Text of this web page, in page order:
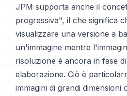
JPM supporta anche il
progressiva", il che significa
visualizzare una versione a
un'immagine mentre
risoluzione è ancora in fase
elaborazione. Ciò è
immagini di grandi dimensioni